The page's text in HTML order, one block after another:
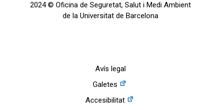
2024 © Oficina de Seguretat, Salut i Medi Ambient
de la Universitat de Barcelona
Avís legal
Galetes
Accesibilitat